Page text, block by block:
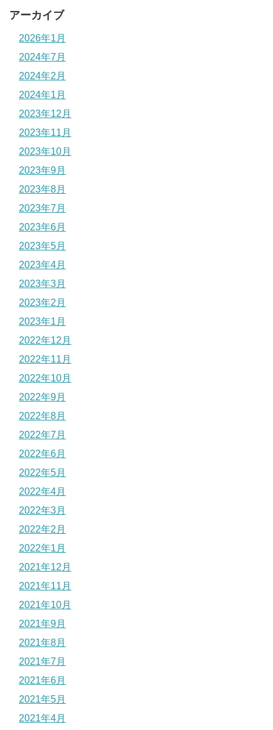
アーカイブ
2026年1月
2024年7月
2024年2月
2024年1月
2023年12月
2023年11月
2023年10月
2023年9月
2023年8月
2023年7月
2023年6月
2023年5月
2023年4月
2023年3月
2023年2月
2023年1月
2022年12月
2022年11月
2022年10月
2022年9月
2022年8月
2022年7月
2022年6月
2022年5月
2022年4月
2022年3月
2022年2月
2022年1月
2021年12月
2021年11月
2021年10月
2021年9月
2021年8月
2021年7月
2021年6月
2021年5月
2021年4月